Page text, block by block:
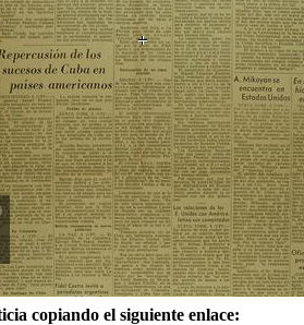
copiando el siguiente enlace: